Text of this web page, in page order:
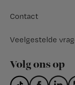
Contact
Veelgestelde
Volg ons op